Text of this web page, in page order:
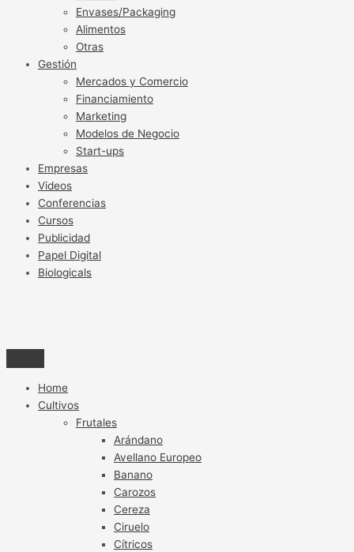
Envases/Packaging
Alimentos
Otras
Gestión
Mercados y Comercio
Financiamiento
Marketing
Modelos de Negocio
Start-ups
Empresas
Videos
Conferencias
Cursos
Publicidad
Papel Digital
Biologicals
Home
Cultivos
Frutales
Arándano
Avellano Europeo
Banano
Carozos
Cereza
Ciruelo
Cítricos